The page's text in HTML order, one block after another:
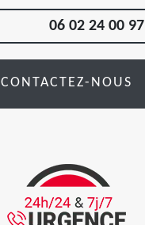
06 02 24 00 97
CONTACTEZ-NOUS